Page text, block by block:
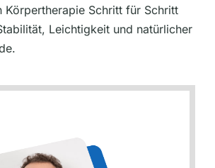
Körpertherapie Schritt für Schritt
Leichtigkeit und natürlicher